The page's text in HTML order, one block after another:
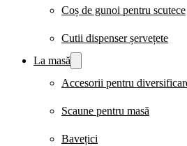
Coș de gunoi pentru scutece
Cutii dispenser șervețete
La masă
Accesorii pentru
Scaune pentru masă
Bavețici